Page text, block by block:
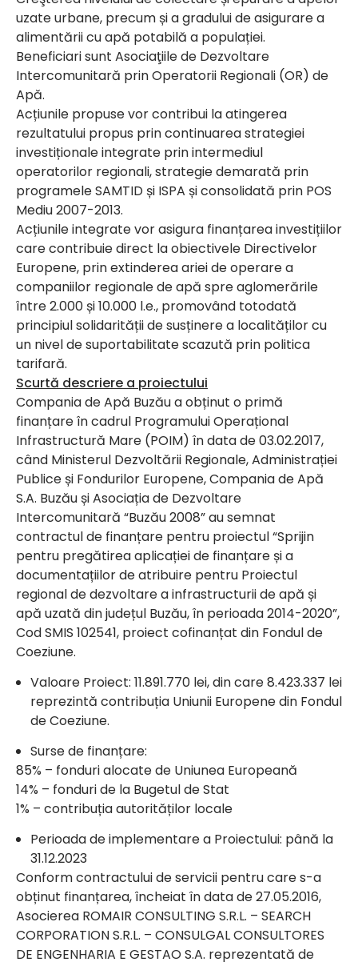
uzate urbane, precum și a gradului de asigurare a
alimentării cu apă potabilă a populației.
Beneficiari sunt Asociaţiile de Dezvoltare
Intercomunitară prin Operatorii Regionali (OR) de
Apă.
Acțiunile propuse vor contribui la atingerea
rezultatului propus prin continuarea strategiei
investiționale integrate prin intermediul
operatorilor regionali, strategie demarată prin
programele SAMTID și ISPA și consolidată prin POS
Mediu 2007-2013.
Acțiunile integrate vor asigura finanțarea investițiilor
care contribuie direct la obiectivele Directivelor
Europene, prin extinderea ariei de operare a
companiilor regionale de apă spre aglomerările
între 2.000 și 10.000 l.e., promovând totodată
principiul solidarității de susținere a localităților cu
un nivel de suportabilitate scazută prin politica
tarifară.
Scurtă descriere a proiectului
Compania de Apă Buzău a obținut o primă
finanțare în cadrul Programului Operațional
Infrastructură Mare (POIM) în data de 03.02.2017,
când Ministerul Dezvoltării Regionale, Administrației
Publice și Fondurilor Europene, Compania de Apă
S.A. Buzău și Asociația de Dezvoltare
Intercomunitară “Buzău 2008” au semnat
contractul de finanțare pentru proiectul “Sprijin
pentru pregătirea aplicației de finanțare și a
documentațiilor de atribuire pentru Proiectul
regional de dezvoltare a infrastructurii de apă și
apă uzată din județul Buzău, în perioada 2014-2020”,
Cod SMIS 102541, proiect cofinanțat din Fondul de
Coeziune.
Valoare Proiect: 11.891.770 lei, din care 8.423.337 lei
reprezintă contribuția Uniunii Europene din Fondul
de Coeziune.
Surse de finanțare:
85% – fonduri alocate de Uniunea Europeană
14% – fonduri de la Bugetul de Stat
1% – contribuția autorităților locale
Perioada de implementare a Proiectului: până la
31.12.2023
Conform contractului de servicii pentru care s-a
obținut finanțarea, încheiat în data de 27.05.2016,
Asocierea ROMAIR CONSULTING S.R.L. – SEARCH
CORPORATION S.R.L. – CONSULGAL CONSULTORES
DE ENGENHARIA E GESTAO S.A. reprezentată de